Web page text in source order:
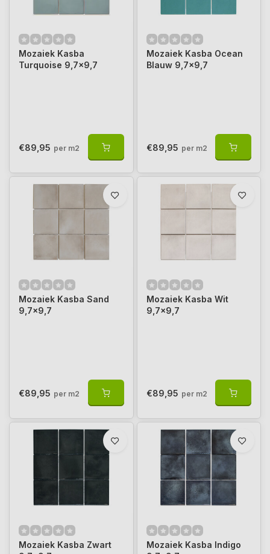
Mozaiek Kasba
Turquoise 9,7x9,7
€89,95 per m2
Mozaiek Kasba Ocean
Blauw 9,7x9,7
€89,95 per m2
Mozaiek Kasba Sand
9,7x9,7
€89,95 per m2
Mozaiek Kasba Wit
9,7x9,7
€89,95 per m2
Mozaiek Kasba Zwart
Mozaiek Kasba Indigo